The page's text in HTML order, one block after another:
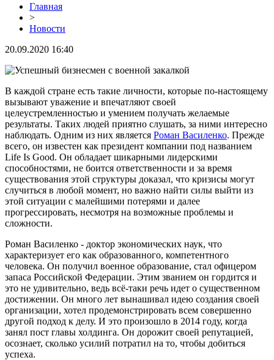
Главная
>
Новости
20.09.2020 16:40
В каждой стране есть такие личности, которые по-настоящему
вызывают уважение и впечатляют своей
целеустремленностью и умением получать желаемые
результаты. Таких людей приятно слушать, за ними интересно
наблюдать. Одним из них является Роман Василенко. Прежде
всего, он известен как президент компании под названием
Life Is Good. Он обладает шикарными лидерскими
способностями, не боится ответственности и за время
существования этой структуры доказал, что кризисы могут
случиться в любой момент, но важно найти силы выйти из
этой ситуации с малейшими потерями и далее
прогрессировать, несмотря на возможные проблемы и
сложности.
Роман Василенко - доктор экономических наук, что
характеризует его как образованного, компетентного
человека. Он получил военное образование, стал офицером
запаса Российской Федерации. Этим званием он гордится и
это не удивительно, ведь всё-таки речь идет о существенном
достижении. Он много лет вынашивал идею создания своей
организации, хотел продемонстрировать всем совершенно
другой подход к делу. И это произошло в 2014 году, когда
занял пост главы холдинга. Он дорожит своей репутацией,
осознает, сколько усилий потратил на то, чтобы добиться
успеха.